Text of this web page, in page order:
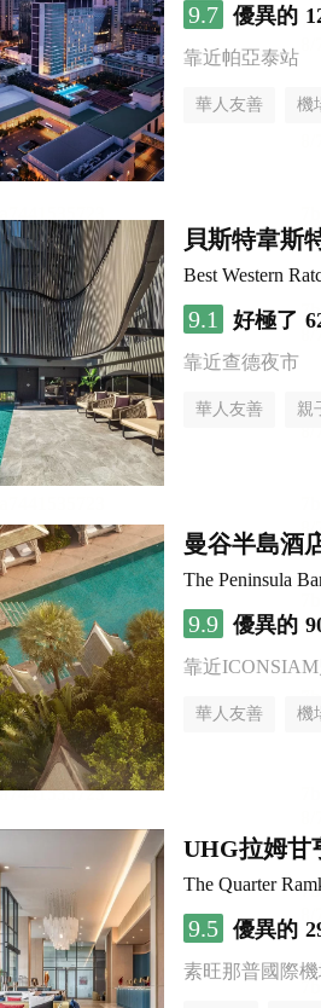
9.7 優異的
靠近帕亞泰站
華人友善 機
貝斯特韋斯
Best Western
9.1 好極了
靠近查德夜市
華人友善 親
曼谷半島酒
The Peninsula
9.9 優異的
靠近
華人友善 機
UHG拉姆甘
The Quarter
9.5 優異的
素旺那普國際